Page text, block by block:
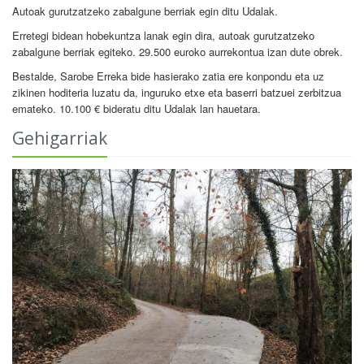
Autoak gurutzatzeko zabalgune berriak egin ditu Udalak.
Erretegi bidean hobekuntza lanak egin dira, autoak gurutzatzeko
zabalgune berriak egiteko. 29.500 euroko aurrekontua izan dute obrek.
Bestalde, Sarobe Erreka bide hasierako zatia ere konpondu eta uz
zikinen hoditeria luzatu da, inguruko etxe eta baserri batzuei zerbitzua
emateko. 10.100 € bideratu ditu Udalak lan hauetara.
Gehigarriak